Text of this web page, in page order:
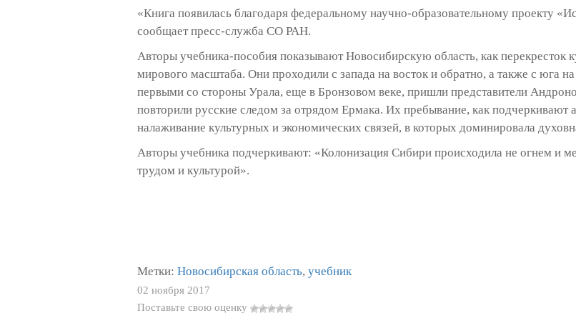
«Книга появилась благодаря федеральному научно-образовательному проекту
сообщает пресс-служба СО РАН.
Авторы учебника-пособия показывают Новосибирскую область, как перекресток
мирового масштаба. Они проходили с запада на восток и обратно, а также с юга
первыми со стороны Урала, еще в Бронзовом веке, пришли представители
повторили русские следом за отрядом Ермака. Их пребывание, как
налаживание культурных и экономических связей, в которых доминировала
Авторы учебника подчеркивают: «Колонизация Сибири происходила не огнем и
трудом и культурой».
Метки: Новосибирская область, учебник
02 ноября 2017
Поставьте свою оценку